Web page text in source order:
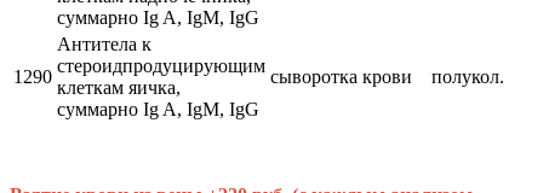
суммарно Ig A, IgM, IgG
1290
Антитела к
стероидпродуцирующим
клеткам яичка,
суммарно Ig A, IgM, IgG
сыворотка крови полукол.